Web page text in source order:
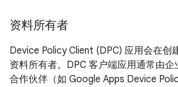
资料所有者
Device Policy Client (DPC) 应用会在创
资料所有者。DPC 客户端应用通常由企
合作伙伴（如 Google Apps Device